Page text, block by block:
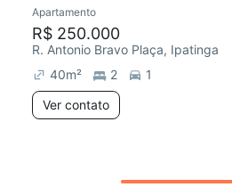
Apartamento
R$ 250.000
R. Antonio Bravo Plaça, Ipatinga
40m² 2
1
Ver contato